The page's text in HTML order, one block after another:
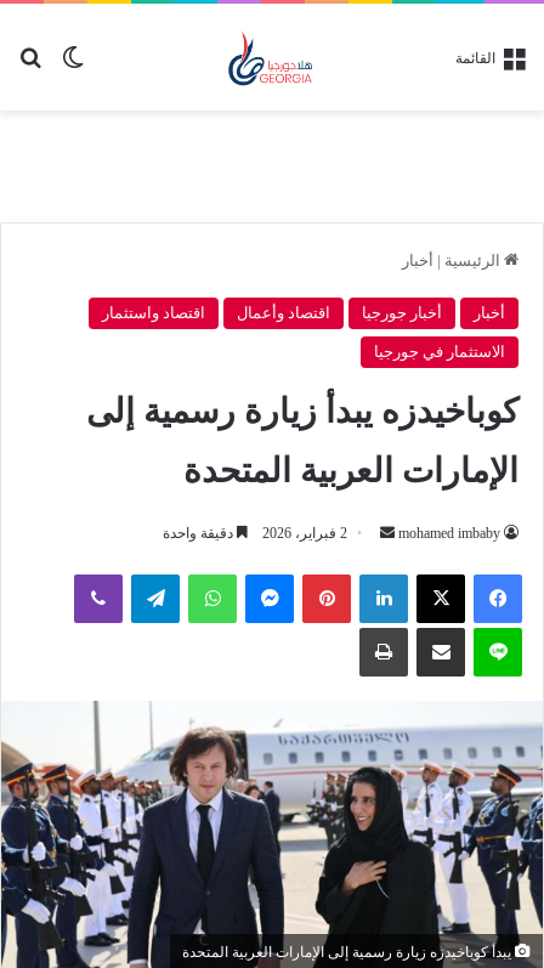
الوضع القائمة
الرئيسية | أخبار
أخبار أخبار جورجيا اقتصاد وأعمال اقتصاد واستثمار
الاستثمار في جورجيا
كوباخيدزه يبدأ زيارة رسمية إلى
الإمارات العربية المتحدة
mohamed imbaby
أرسل
إلكترونيا
2 فبراير، 2026 دقيقة واحدة
لينكدإن بينتيريستماسنجر واتساب تيلقرام ڤايبر
لاين مشاركة عبر البريد طباعة
يبدأ كوباخيدزه زيارة رسمية إلى الإمارات العربية المتحدة